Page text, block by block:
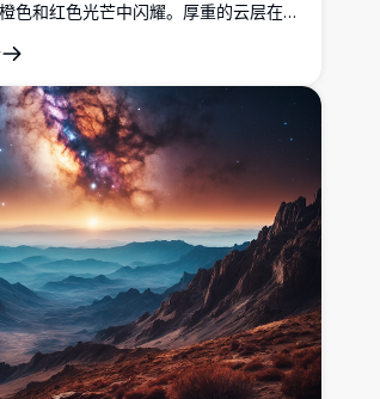
色和红色光芒中闪耀。厚重的云层在初
，这款超详细的壁纸为您的桌面或移动
幻迷寻求星际背景的理想选择。